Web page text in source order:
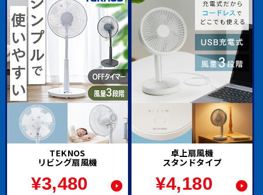
TEKNOS
リビング扇風機
¥3,480
卓上扇風機
スタンドタイプ
¥4,180